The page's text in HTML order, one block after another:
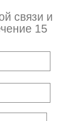
связи и
15